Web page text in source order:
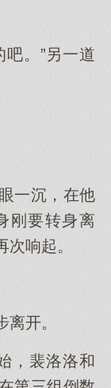
吧。”另一道
一沉，在他
刚要转身离
响起。
开。
，裴洛洛和